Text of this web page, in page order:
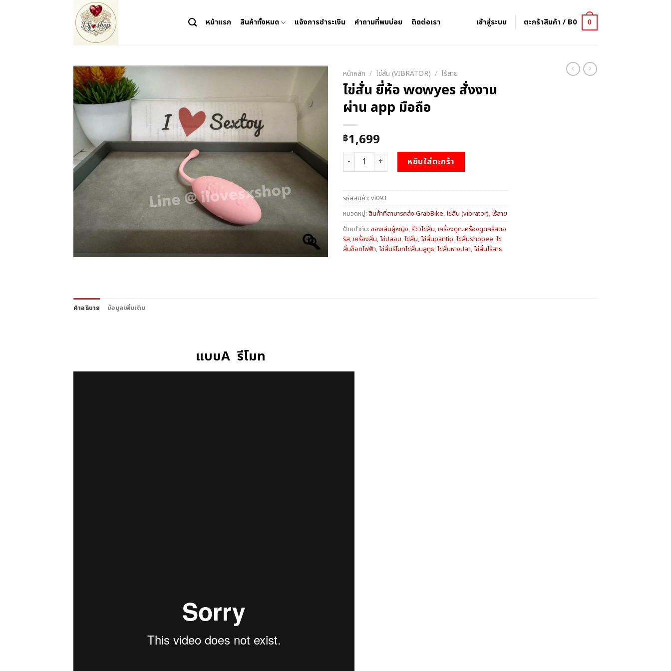
หน้าแรก สินค้าทั้งหมด แจ้งการชำระเงิน คำถามที่พบบ่อย ติดต่อเรา เข้าสู่ระบบ ตะกร้าสินค้า / ฿0 0
หน้าหลัก / ไข่สั่น (VIBRATOR) / ไร้สาย
ไข่สั่น ยี่ห้อ wowyes สั่งงาน
ผ่าน app มือถือ
฿1,699
จำนวน ไข่สั่น ยี่ห้อ wowyes สั่งงานผ่าน app มือถือ ชิ้น
หยิบใส่ตะกร้า
รหัสสินค้า: vi093
หมวดหมู่: สินค้าที่สามารถส่ง GrabBike,ไข่สั่น (vibrator),ไร้สาย
ป้ายกำกับ: ของเล่นผู้หญิง,รีวิวไข่สั่น,เครื่องดูด.เครื่องดูดคริสตอ
ริส,เครื่องสั่น,ไข่ปลอม,ไข่สั่น,ไข่สั่นpantip,ไข่สั่นshopee,ไข่
สั่นช็อตไฟฟ้า,ไข่สั่นรีโมทไข่สั่นบลูทูธ,ไข่สั่นหางปลา,ไข่สั่นไร้สาย
คำอธิบาย ข้อมูลเพิ่มเติม
แบบA รีโมท